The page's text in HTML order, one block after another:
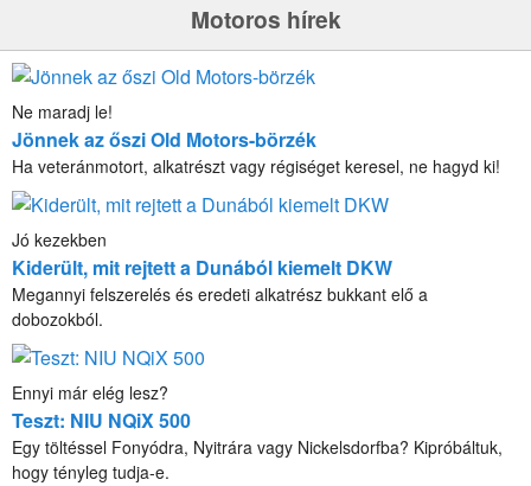
Motoros hírek
Ne maradj le!
Jönnek az őszi Old Motors-börzék
Ha veteránmotort, alkatrészt vagy régiséget keresel, ne hagyd ki!
Jó kezekben
Kiderült, mit rejtett a Dunából kiemelt DKW
Megannyi felszerelés és eredeti alkatrész bukkant elő a
dobozokból.
Ennyi már elég lesz?
Teszt: NIU NQiX 500
Egy töltéssel Fonyódra, Nyitrára vagy Nickelsdorfba? Kipróbáltuk,
hogy tényleg tudja-e.